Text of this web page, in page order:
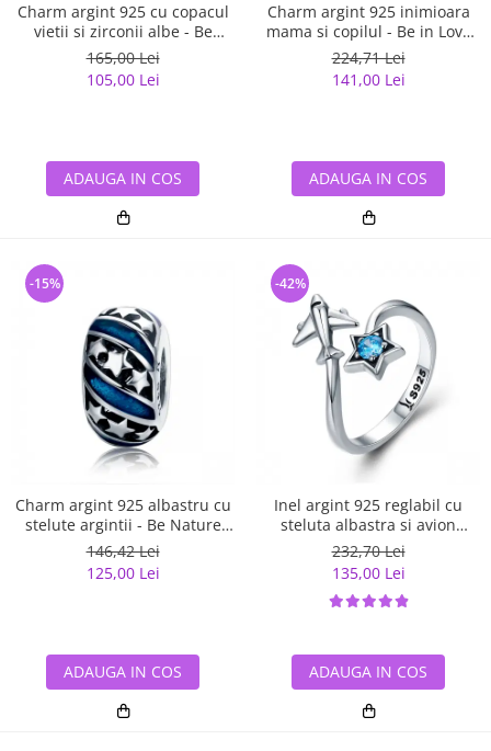
Charm argint 925 cu copacul
vietii si zirconii albe - Be
Nature PST0120
165,00 Lei
105,00 Lei
ADAUGA IN COS
Charm argint 925 inimioara
mama si copilul - Be in Love
PST0122
224,71 Lei
141,00 Lei
ADAUGA IN COS
Charm argint 925 albastru cu
stelute argintii - Be Nature
PST0123
146,42 Lei
125,00 Lei
-15%
ADAUGA IN COS
Inel argint 925 reglabil cu
steluta albastra si avion
argintiu - Be Nature IST0047
232,70 Lei
135,00 Lei
-42%
ADAUGA IN COS